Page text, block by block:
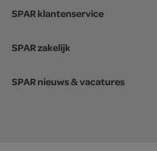
SPAR klantenservice
SPAR zakelijk
SPAR nieuws & vacatures